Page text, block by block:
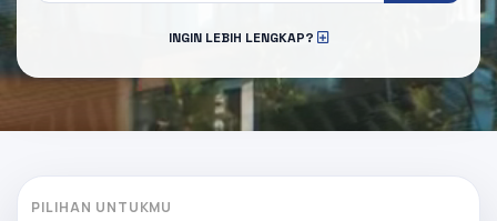
INGIN LEBIH LENGKAP?
PILIHAN UNTUKMU